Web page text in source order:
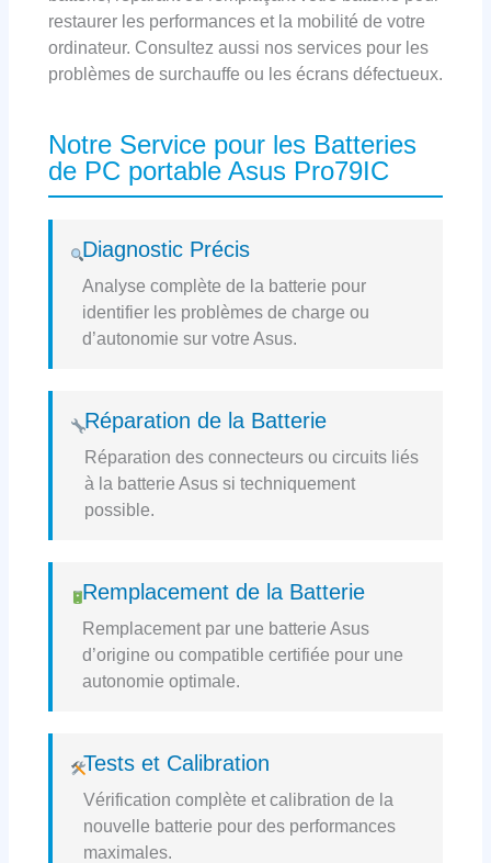
restaurer les performances et la mobilité de votre
ordinateur. Consultez aussi nos services pour les
problèmes de surchauffe ou les écrans défectueux.
Notre Service pour les Batteries
de PC portable Asus Pro79IC
Diagnostic Précis
Analyse complète de la batterie pour
identifier les problèmes de charge ou
d’autonomie sur votre Asus.
Réparation de la Batterie
Réparation des connecteurs ou circuits liés
à la batterie Asus si techniquement
possible.
Remplacement de la Batterie
Remplacement par une batterie Asus
d’origine ou compatible certifiée pour une
autonomie optimale.
Tests et Calibration
Vérification complète et calibration de la
nouvelle batterie pour des performances
maximales.